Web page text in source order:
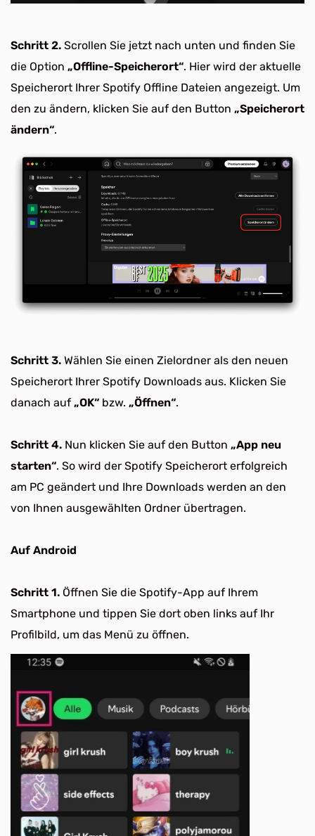
Schritt 2. Scrollen Sie jetzt nach unten und finden Sie
die Option „Offline-Speicherort“. Hier wird der aktuelle
Speicherort Ihrer Spotify Offline Dateien angezeigt. Um
den zu ändern, klicken Sie auf den Button „Speicherort
ändern“.
Schritt 3. Wählen Sie einen Zielordner als den neuen
Speicherort Ihrer Spotify Downloads aus. Klicken Sie
danach auf „OK“ bzw. „Öffnen“.
Schritt 4. Nun klicken Sie auf den Button „App neu
starten“. So wird der Spotify Speicherort erfolgreich
am PC geändert und Ihre Downloads werden an den
von Ihnen ausgewählten Ordner übertragen.
Auf Android
Schritt 1. Öffnen Sie die Spotify-App auf Ihrem
Smartphone und tippen Sie dort oben links auf Ihr
Profilbild, um das Menü zu öffnen.